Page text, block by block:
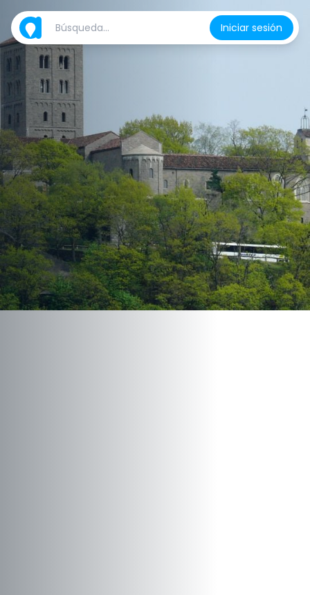
Iniciar sesión